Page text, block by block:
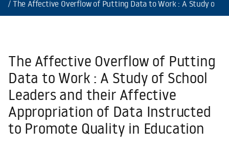
The Affective Overflow of Putting Data to Work : A Study of
The Affective Overflow of Putting
Data to Work : A Study of School
Leaders and their Affective
Appropriation of Data Instructed
to Promote Quality in Education